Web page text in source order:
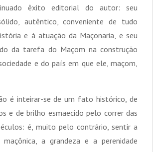
êxito editorial do autor: seu
autêntico, conveniente de tudo
e à atuação da Maçonaria, e seu
da tarefa do Maçom na construção
e do país em que ele, maçom,
é inteirar-se de um fato histórico, de
e de brilho esmaecido pelo correr das
é, muito pelo contrário, sentir a
a grandeza e a perenidade